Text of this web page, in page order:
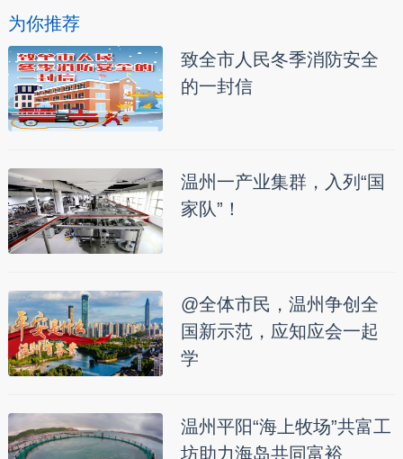
为你推荐
致全市人民冬季消防安全
的一封信
温州一产业集群，入列“国
家队”！
@全体市民，温州争创全
国新示范，应知应会一起
学
温州平阳“海上牧场”共富工
坊助力海岛共同富裕